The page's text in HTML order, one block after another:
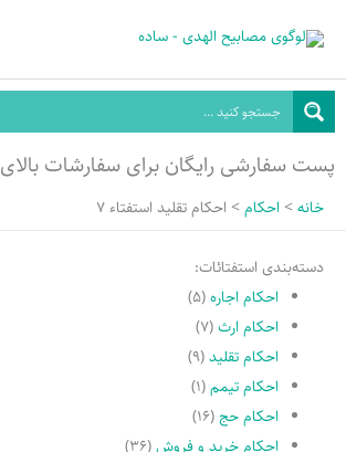
محتوا
پست سفارشی رایگان برای سفارشات بالای ۳۰۰.۰۰۰ تومان
خانه احکام احکام تقلید استفتاء 7
دسته‌بندی استفتائات:
احکام اجاره(۵)
احکام ارث(۷)
احکام تقلید(۹)
احکام تیمم(۱)
احکام حج(۱۶)
احکام خرید و فروش(۳۶)